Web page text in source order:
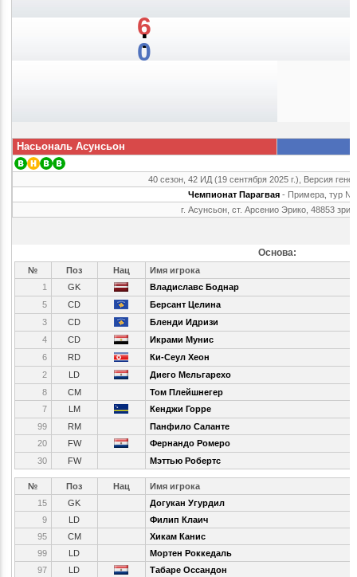
6
:
0
Насьональ Асунсьон
40 сезон, 42 ИД (19 сентября 2025 г.), Версия
Чемпионат Парагвая - Примера, тур №
г. Асунсьон, ст. Арсенио Эрико, 48853
Основа:
№ Поз Нац
Имя игрока
1
GK
Владиславс Боднар
5
CD
Берсант Целина
3
CD
Бленди Идризи
4
CD
Икрами Мунис
6
RD
Ки-Сеул Хеон
2
LD
Диего Мельгарехо
8
CM
Том Плейшнегер
7
LM
Кенджи Горре
99
RM
Панфило Саланте
20
FW
Фернандо Ромеро
30
FW Мэттью Робертс
№ Поз Нац
Имя игрока
15
GK
Догукан Угурдил
9
LD
Филип Клаич
95
CM
Хикам Канис
99
LD
Мортен Роккедаль
97
LD
Табаре Оссандон